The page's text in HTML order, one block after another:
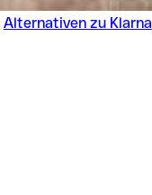
Alternativen zu Klarna